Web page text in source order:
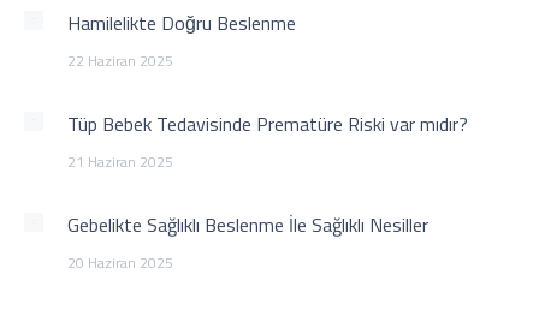
Hamilelikte Doğru Beslenme
22 Haziran 2025
Tüp Bebek Tedavisinde Prematüre Riski var mıdır?
21 Haziran 2025
Gebelikte Sağlıklı Beslenme İle Sağlıklı Nesiller
20 Haziran 2025